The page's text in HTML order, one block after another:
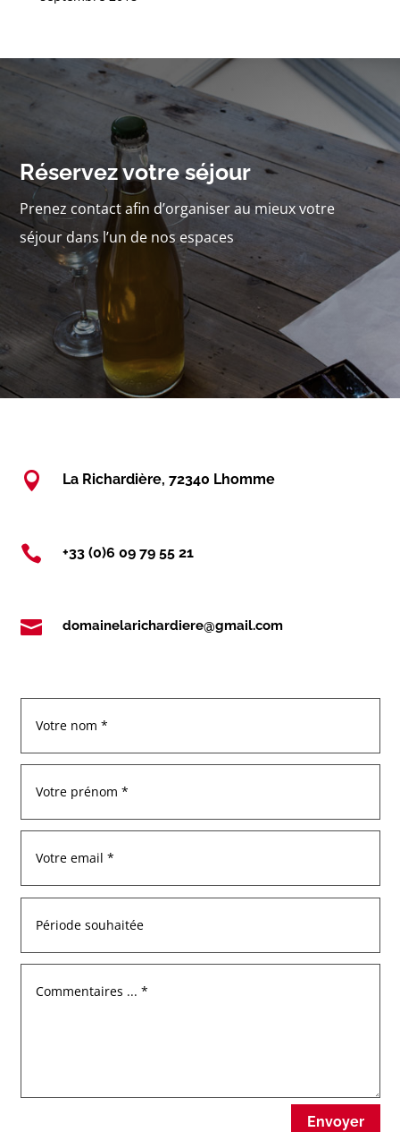
Réservez votre séjour
Prenez contact afin d’organiser au mieux votre
séjour dans l’un de nos espaces
 La Richardière, 72340 Lhomme
 +33 (0)6 09 79 55 21
 domainelarichardiere@gmail.com
Envoyer